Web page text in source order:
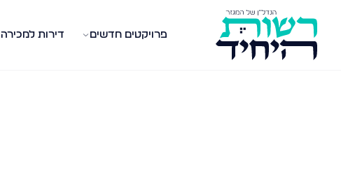
פרויקטים חדשים דירות למכירה